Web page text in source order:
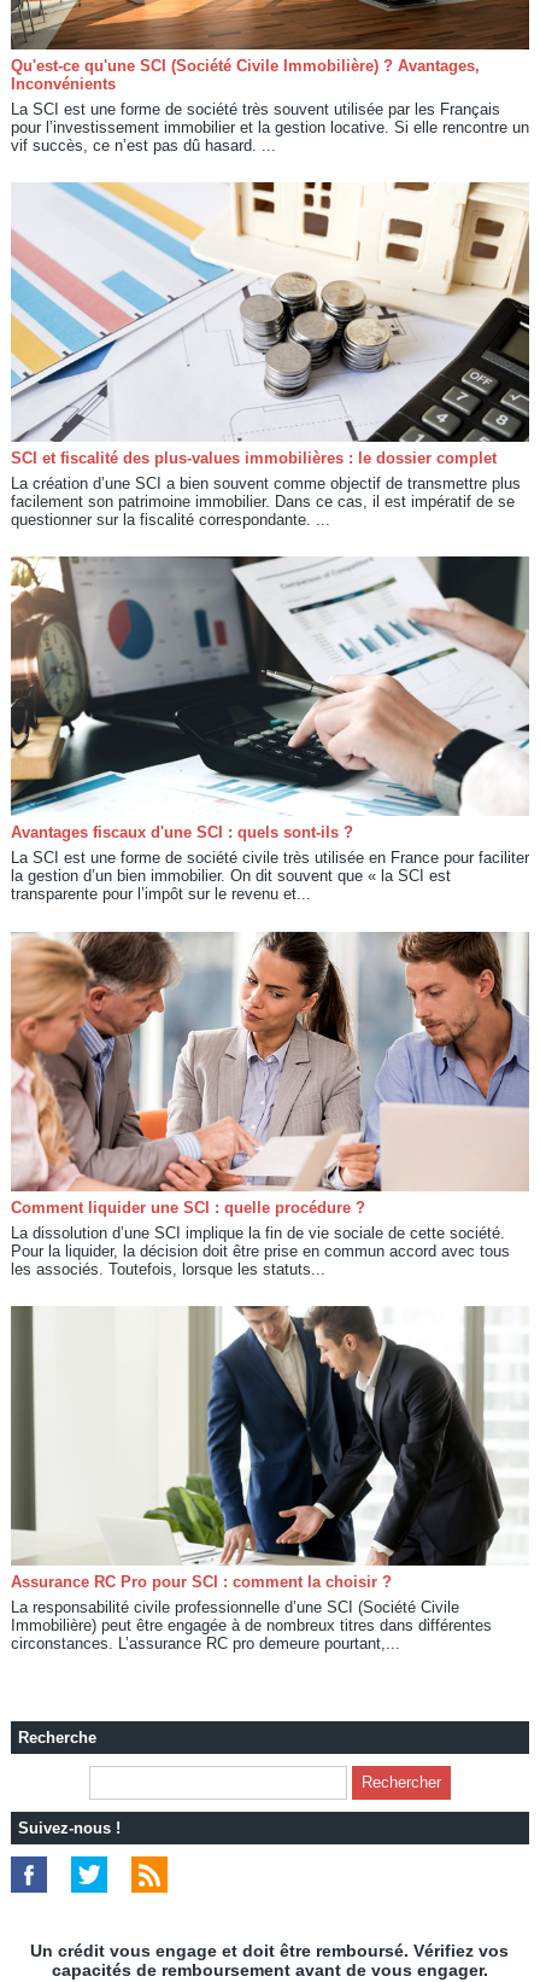
Qu'est-ce qu'une SCI (Société Civile Immobilière) ? Avantages,
Inconvénients
La SCI est une forme de société très souvent utilisée par les Français
pour l’investissement immobilier et la gestion locative. Si elle rencontre un
vif succès, ce n’est pas dû hasard. ...
SCI et fiscalité des plus-values immobilières : le dossier complet
La création d’une SCI a bien souvent comme objectif de transmettre plus
facilement son patrimoine immobilier. Dans ce cas, il est impératif de se
questionner sur la fiscalité correspondante. ...
Avantages fiscaux d'une SCI : quels sont-ils ?
La SCI est une forme de société civile très utilisée en France pour faciliter
la gestion d’un bien immobilier. On dit souvent que « la SCI est
transparente pour l’impôt sur le revenu et...
Comment liquider une SCI : quelle procédure ?
La dissolution d’une SCI implique la fin de vie sociale de cette société.
Pour la liquider, la décision doit être prise en commun accord avec tous
les associés. Toutefois, lorsque les statuts...
Assurance RC Pro pour SCI : comment la choisir ?
La responsabilité civile professionnelle d’une SCI (Société Civile
Immobilière) peut être engagée à de nombreux titres dans différentes
circonstances. L’assurance RC pro demeure pourtant,...
Recherche
Suivez-nous !
Un crédit vous engage et doit être remboursé. Vérifiez vos
capacités de remboursement avant de vous engager.